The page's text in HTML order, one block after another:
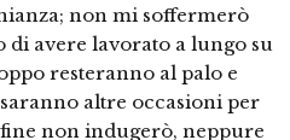
non mi soffermerò
avere lavorato a lungo su
resteranno al palo e
altre occasioni per
non indugerò, neppure